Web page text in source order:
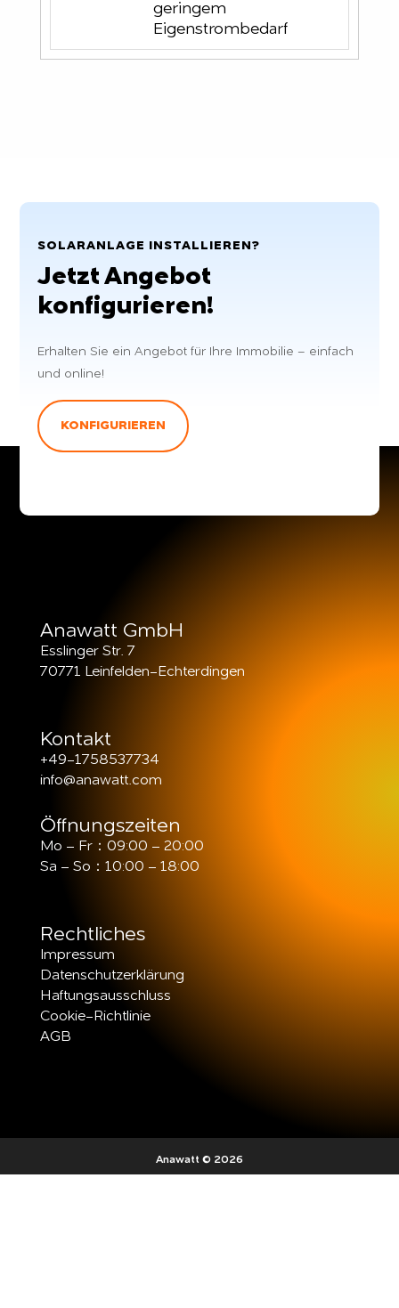
geringem
Eigenstrombedarf
SOLARANLAGE INSTALLIEREN?
Jetzt Angebot
konfigurieren!
Erhalten Sie ein Angebot für Ihre Immobilie – einfach
und online!
KONFIGURIEREN
Anawatt GmbH
Esslinger Str. 7
70771 Leinfelden-Echterdingen
Kontakt
+49-1758537734
info@anawatt.com
Öffnungszeiten
Mo – Fr：09:00 – 20:00
Sa – So：10:00 – 18:00
Rechtliches
Impressum
Datenschutzerklärung
Haftungsausschluss
Cookie-Richtlinie
AGB
Anawatt © 2026